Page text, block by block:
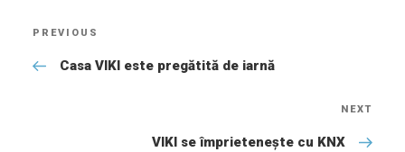
Previous
Post
PREVIOUS
Casa VIKI este pregătită de iarnă
NEXT
VIKI se împrietenește cu KNX